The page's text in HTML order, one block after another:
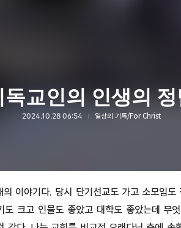
독교인의 인생의
2024.10.28 06:54 일상의 기록/For Christ
이야기다. 당시 단기선교도 가고 소모임
도 크고 인물도 좋았고 대학도 좋았는데 무